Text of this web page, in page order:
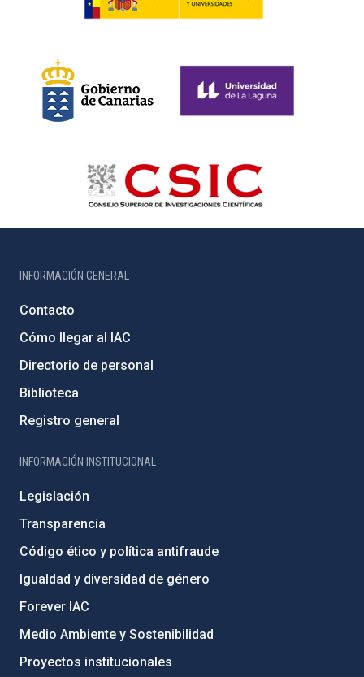
INFORMACIÓN GENERAL
Contacto
Cómo llegar al IAC
Directorio de personal
Biblioteca
Registro general
INFORMACIÓN INSTITUCIONAL
Legislación
Transparencia
Código ético y política antifraude
Igualdad y diversidad de género
Forever IAC
Medio Ambiente y Sostenibilidad
Proyectos institucionales